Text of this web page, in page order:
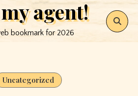
agent!
bookmark for 2026
Uncategorized